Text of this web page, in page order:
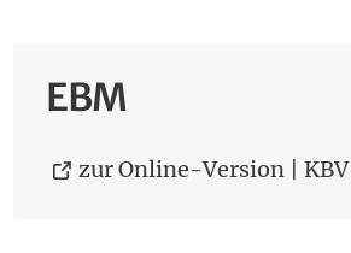
EBM
zur Online-Version | KBV